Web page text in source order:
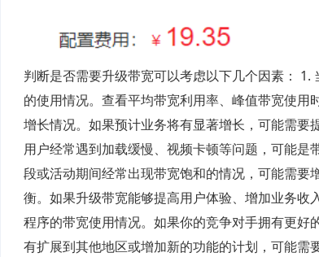
判断是否需要升级带宽可以考虑以下几个因素：
的使用情况。查看平均带宽利用率、峰值带宽使
增长情况。如果预计业务将有显著增长，可能需
用户经常遇到加载缓慢、视频卡顿等问题，可能
段或活动期间经常出现带宽饱和的情况，可能需
衡。如果升级带宽能够提高用户体验、增加业务
程序的带宽使用情况。如果你的竞争对手拥有更
有扩展到其他地区或增加新的功能的计划，可能